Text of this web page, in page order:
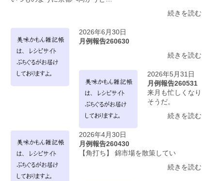
続きを読む
2026年6月30日
月例報告260630
続きを読む
2026年5月31日
月例報告260531
来月も忙しくなり
そうだ。
続きを読む
2026年4月30日
月例報告260430
【角打ち】 錦市場を散策してい
続きを読む